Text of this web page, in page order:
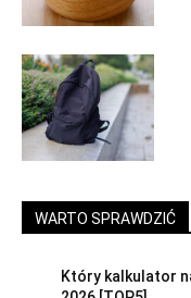
WARTO SPRAWDZIĆ
Który kalkulator